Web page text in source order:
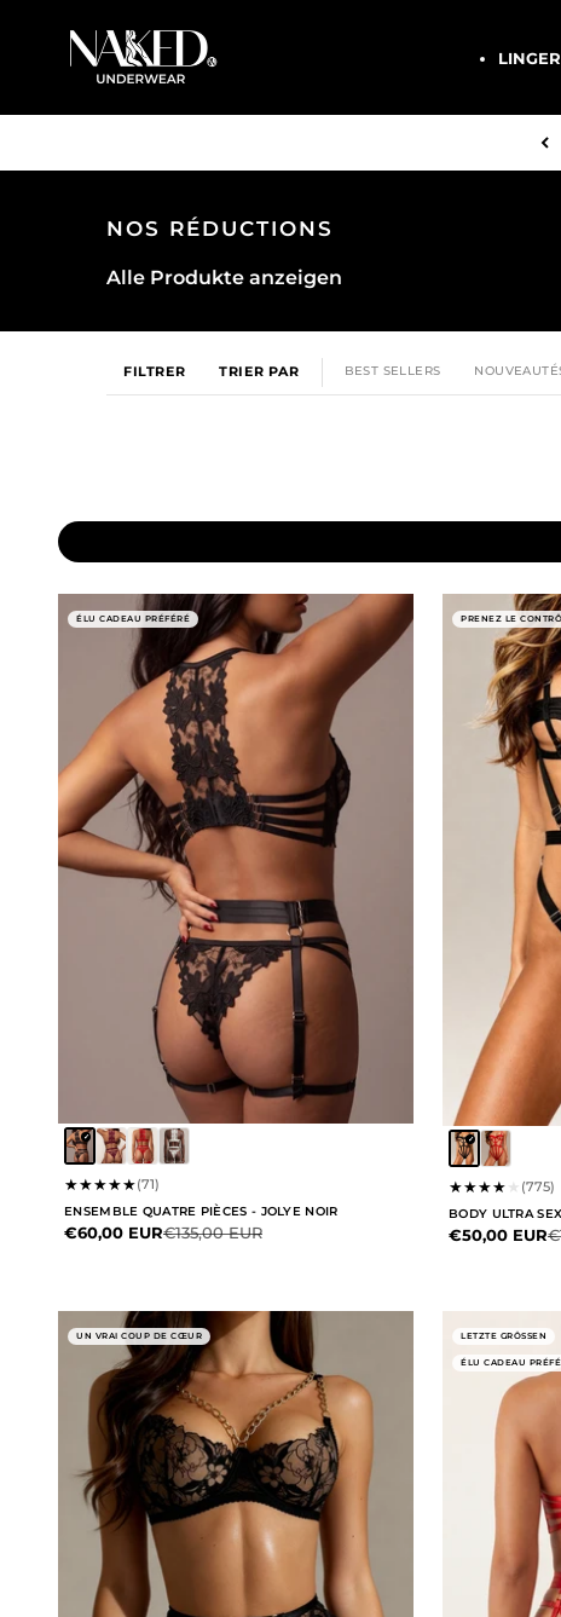
NAKED Underwear EU
NOS RÉDUCTIONS
Alle Produkte anzeigen
FILTRER TRIER PAR BEST SELLERS
ÉLU CADEAU PRÉFÉRÉ
★★★★★(71)
ENSEMBLE QUATRE PIÈCES - JOLYE NOIR
Prix de vente
€60,00 EURPrix normal
€135,00 EUR
PRENEZ LE
★★★★ ★ (775)
BODY ULTRA
Prix de vente
€50,00 EUR
UN VRAI COUP DE CŒUR LETZTE GRÖSSEN
ÉLU CADEAU